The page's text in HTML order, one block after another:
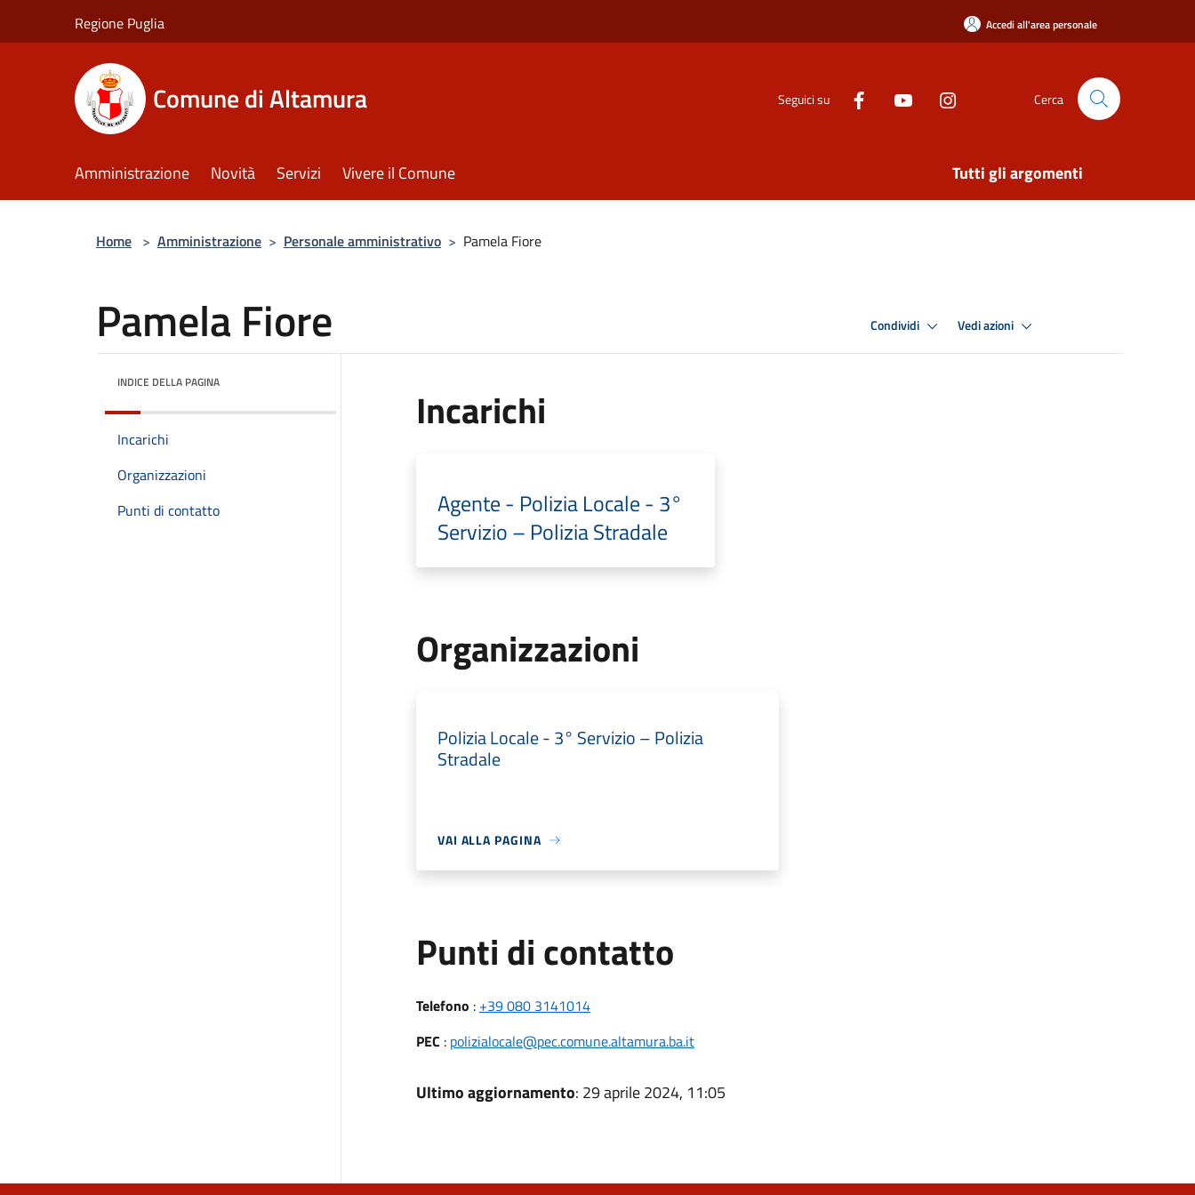
Regione Puglia Accedi all'area personale
Comune di Altamura Seguici su Cerca
Amministrazione Novità Servizi Vivere il Comune Tutti gli argomenti
Home > Amministrazione > Personale amministrativo > Pamela Fiore
Pamela Fiore Condividi Vedi azioni
INDICE DELLA PAGINA
Incarichi
Organizzazioni
Punti di contatto
Incarichi
Agente - Polizia Locale - 3°
Servizio – Polizia Stradale
Organizzazioni
Polizia Locale - 3° Servizio – Polizia
Stradale
VAI ALLA PAGINA
Punti di contatto
Telefono : +39 080 3141014
PEC : polizialocale@pec.comune.altamura.ba.it
Ultimo aggiornamento: 29 aprile 2024, 11:05